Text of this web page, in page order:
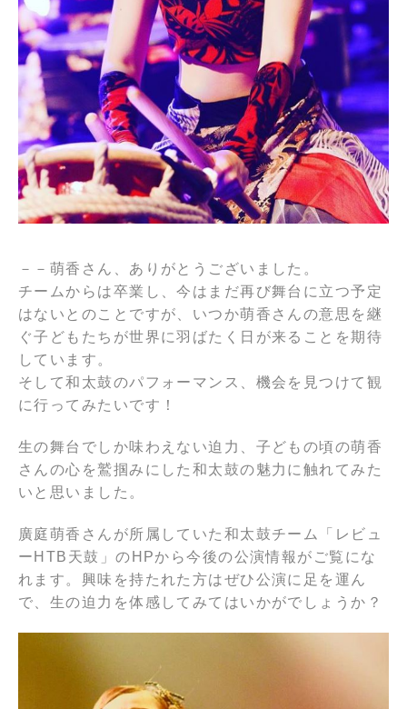
－－萌香さん、ありがとうございました。
チームからは卒業し、今はまだ再び舞台に立つ予定
はないとのことですが、いつか萌香さんの意思を継
ぐ子どもたちが世界に羽ばたく日が来ることを期待
しています。
そして和太鼓のパフォーマンス、機会を見つけて観
に行ってみたいです！
生の舞台でしか味わえない迫力、子どもの頃の萌香
さんの心を鷲掴みにした和太鼓の魅力に触れてみた
いと思いました。
廣庭萌香さんが所属していた和太鼓チーム「レビュ
ーHTB天鼓」のHPから今後の公演情報がご覧にな
れます。興味を持たれた方はぜひ公演に足を運ん
で、生の迫力を体感してみてはいかがでしょうか？